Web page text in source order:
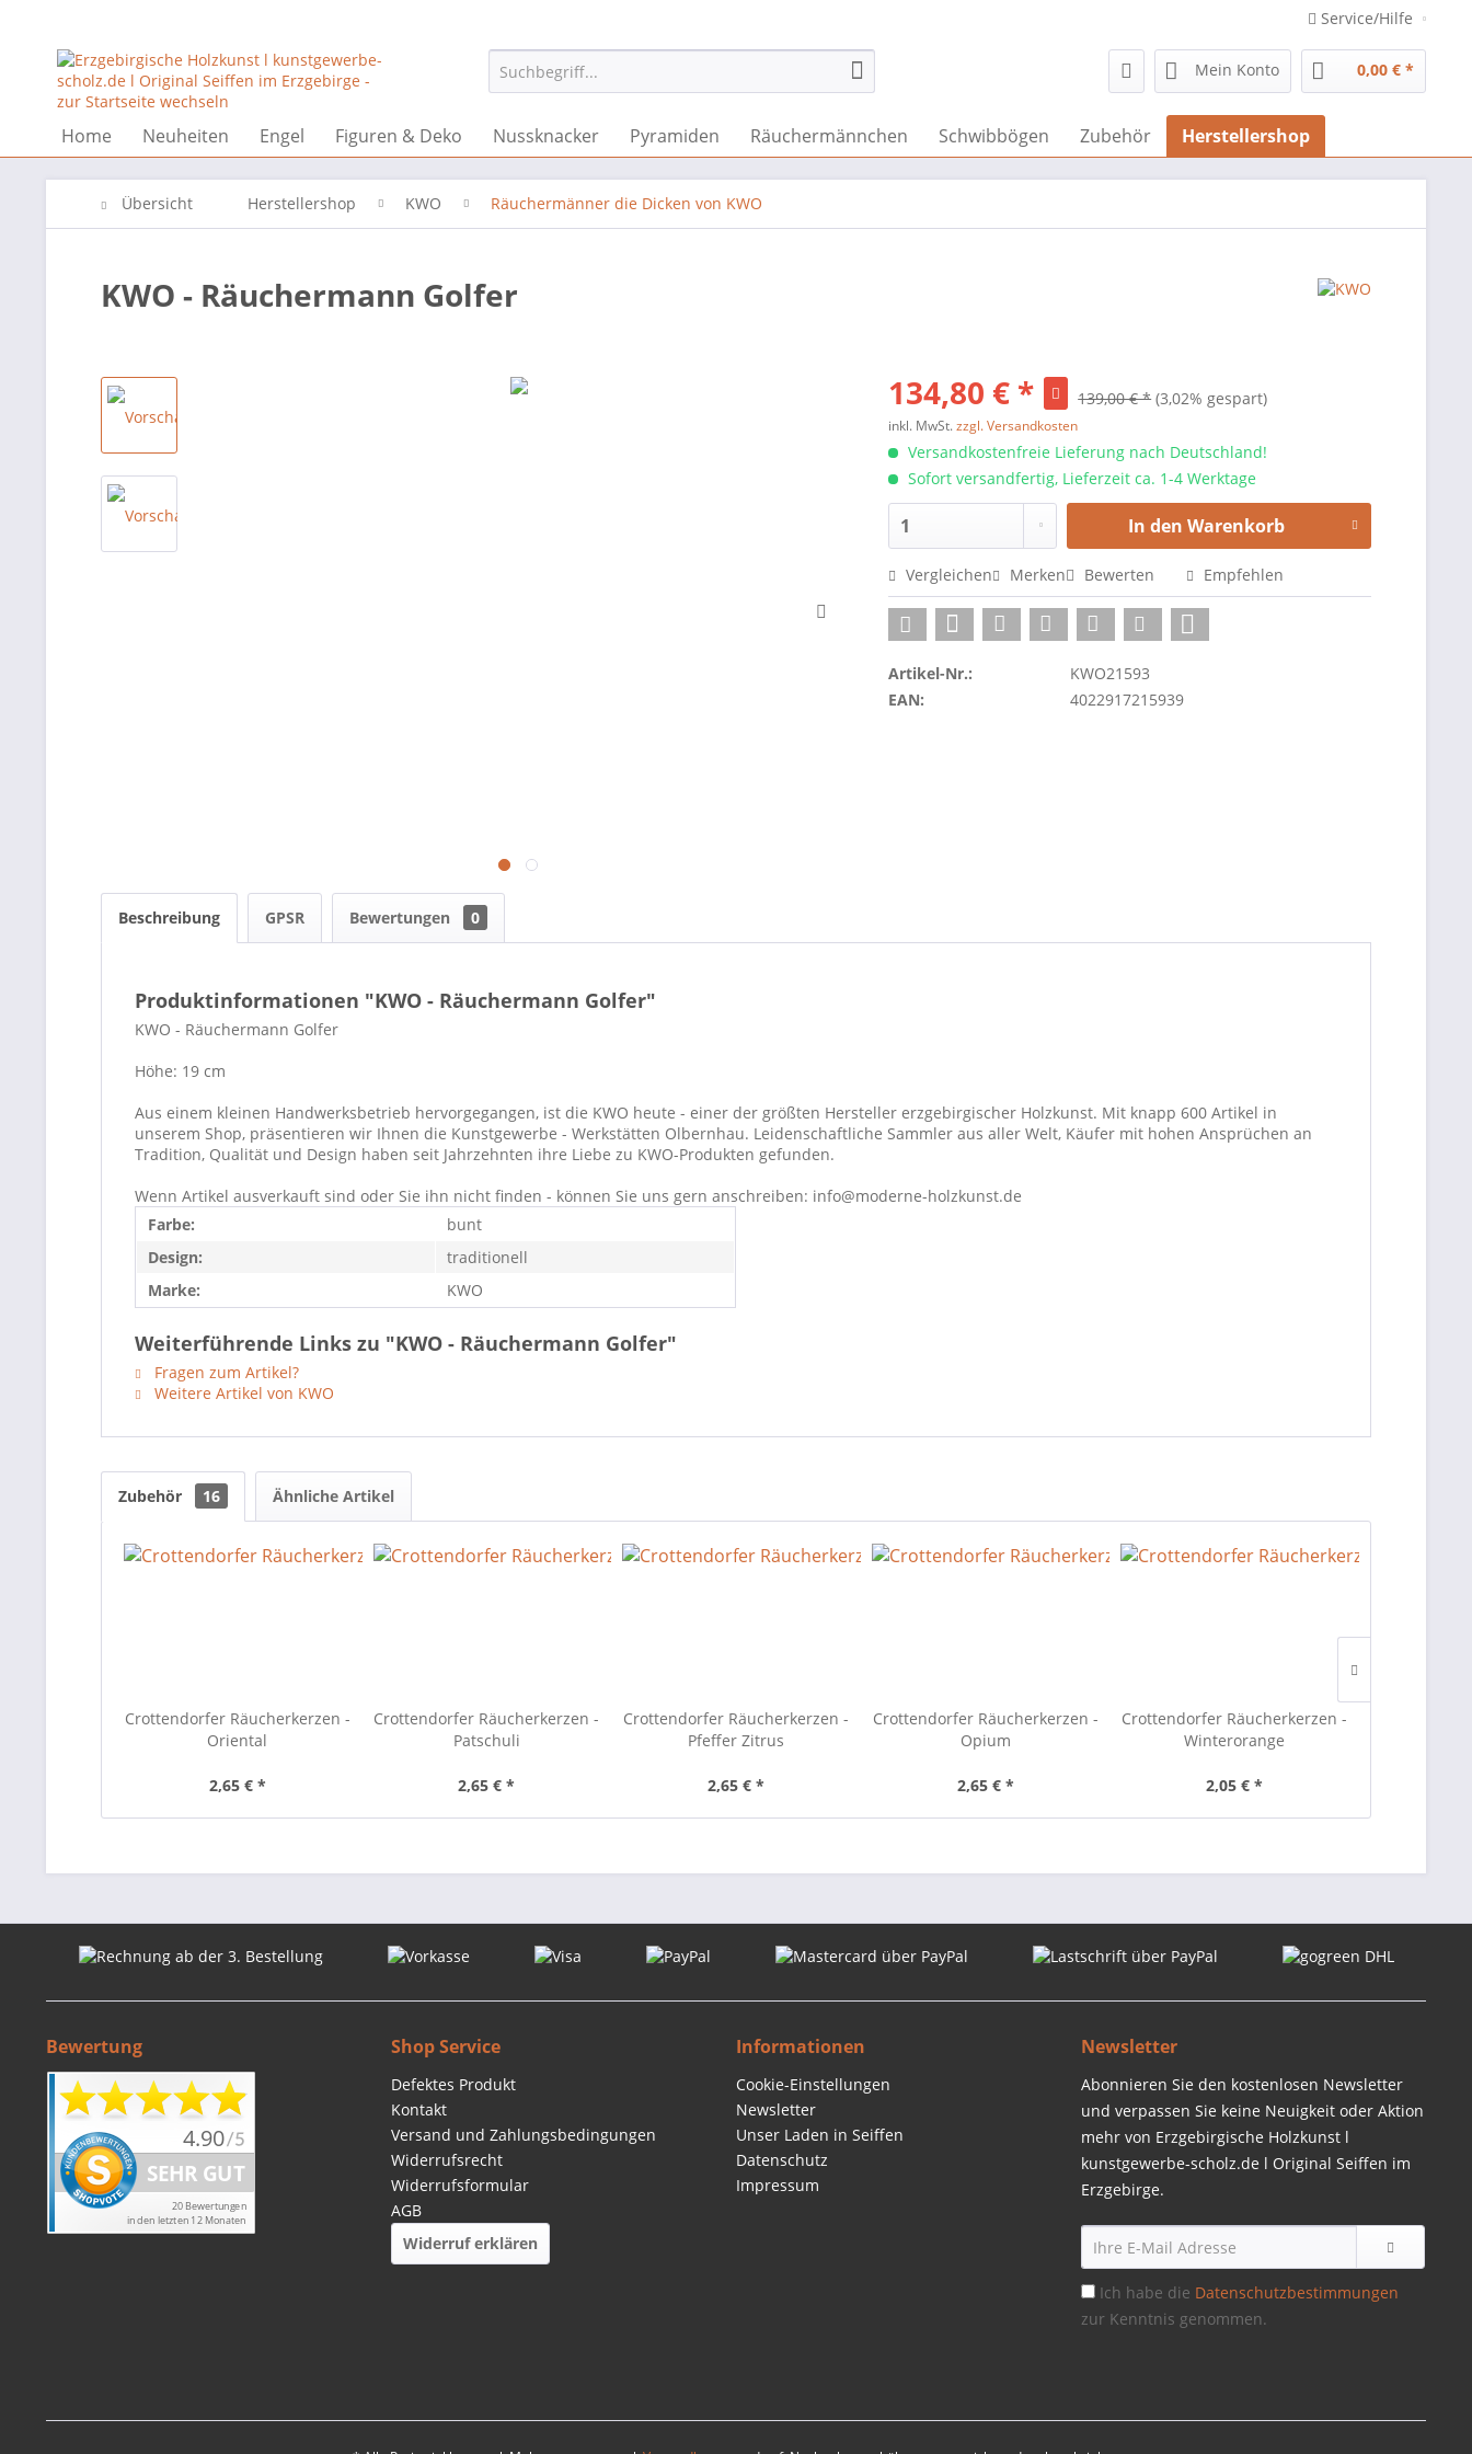
Service/Hilfe
Mein Konto 0,00 € *
Home Neuheiten Engel Figuren & Deko Nussknacker Pyramiden Räuchermännchen Schwibbögen Zubehör Herstellershop
Übersicht Herstellershop KWO Räuchermänner die Dicken von KWO
KWO - Räuchermann Golfer
134,80 € * 139,00 € * (3,02% gespart)
inkl. MwSt.zzgl. Versandkosten
Versandkostenfreie Lieferung nach Deutschland!
Sofort versandfertig, Lieferzeit ca. 1-4 Werktage
In den Warenkorb
Vergleichen Merken Bewerten Empfehlen
Artikel-Nr.:
KWO21593
EAN:
4022917215939
Beschreibung GPSR Bewertungen 0
Produktinformationen "KWO - Räuchermann Golfer"
KWO - Räuchermann Golfer
Höhe: 19 cm
Aus einem kleinen Handwerksbetrieb hervorgegangen, ist die KWO heute - einer der größten Hersteller erzgebirgischer Holzkunst. Mit knapp 600 Artikel in
unserem Shop, präsentieren wir Ihnen die Kunstgewerbe - Werkstätten Olbernhau. Leidenschaftliche Sammler aus aller Welt, Käufer mit hohen Ansprüchen an
Tradition, Qualität und Design haben seit Jahrzehnten ihre Liebe zu KWO-Produkten gefunden.
Wenn Artikel ausverkauft sind oder Sie ihn nicht finden - können Sie uns gern anschreiben: info@moderne-holzkunst.de
Farbe:
bunt
Design:
traditionell
Marke:
KWO
Weiterführende Links zu "KWO - Räuchermann Golfer"
Fragen zum Artikel?
Weitere Artikel von KWO
Zubehör 16 Ähnliche Artikel
Crottendorfer Räucherkerzen -
Oriental
2,65 € *
Crottendorfer Räucherkerzen -
Patschuli
2,65 € *
Crottendorfer Räucherkerzen -
Pfeffer Zitrus
2,65 € *
Crottendorfer Räucherkerzen -
Opium
2,65 € *
Crottendorfer Räucherkerzen -
Winterorange
2,05 € *
Bewertung Shop Service
Defektes Produkt
Kontakt
Versand und Zahlungsbedingungen
Widerrufsrecht
Widerrufsformular
AGB
Widerruf erklären
Informationen
Cookie-Einstellungen
Newsletter
Unser Laden in Seiffen
Datenschutz
Impressum
Newsletter
Abonnieren Sie den kostenlosen Newsletter
und verpassen Sie keine Neuigkeit oder Aktion
mehr von Erzgebirgische Holzkunst l
kunstgewerbe-scholz.de l Original Seiffen im
Erzgebirge.
Ich habe die Datenschutzbestimmungen
zur Kenntnis genommen.